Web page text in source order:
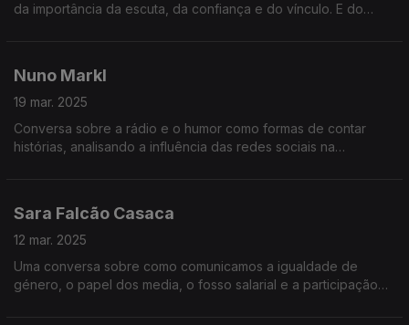
da importância da escuta, da confiança e do vínculo. E do
Nuno Markl
19 mar. 2025
Conversa sobre a rádio e o humor como formas de contar
histórias, analisando a influência das redes sociais na
Sara Falcão Casaca
12 mar. 2025
Uma conversa sobre como comunicamos a igualdade de
género, o papel dos media, o fosso salarial e a participação